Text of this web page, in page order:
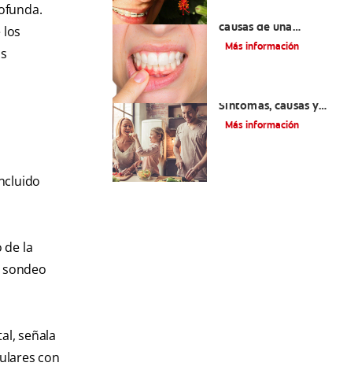
de la
señala
con
causas de una
inflamación de encía
Más información
Síntomas, causas y
tratamiento
Más información